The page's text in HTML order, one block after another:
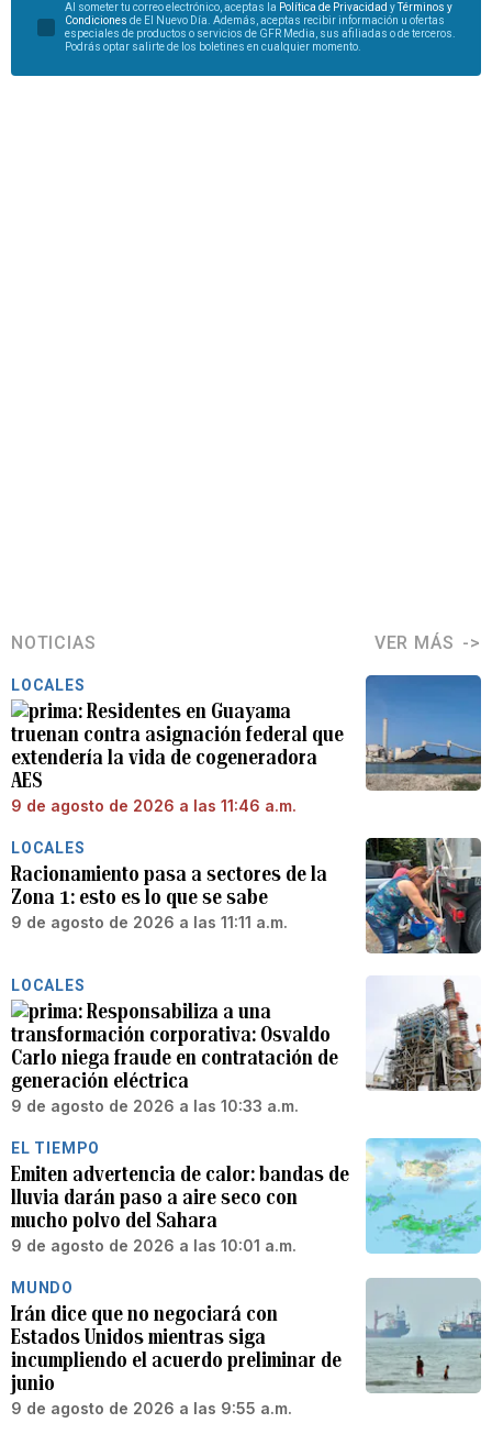
Al someter tu correo electrónico, aceptas la Política de Privacidad yTérminos y
Condiciones de El Nuevo Día. Además, aceptas recibir información u ofertas
especiales de productos o servicios de GFR Media, sus afiliadas o de terceros.
Podrás optar salirte de los boletines en cualquier momento.
NOTICIAS VER MÁS
LOCALES
Residentes en Guayama
truenan contra asignación federal que
extendería la vida de cogeneradora
AES
9 de agosto de 2026 a las 11:46 a.m.
LOCALES
Racionamiento pasa a sectores de la
Zona 1: esto es lo que se sabe
9 de agosto de 2026 a las 11:11 a.m.
LOCALES
Responsabiliza a una
transformación corporativa: Osvaldo
Carlo niega fraude en contratación de
generación eléctrica
9 de agosto de 2026 a las 10:33 a.m.
EL TIEMPO
Emiten advertencia de calor: bandas de
lluvia darán paso a aire seco con
mucho polvo del Sahara
9 de agosto de 2026 a las 10:01 a.m.
MUNDO
Irán dice que no negociará con
Estados Unidos mientras siga
incumpliendo el acuerdo preliminar de
junio
9 de agosto de 2026 a las 9:55 a.m.